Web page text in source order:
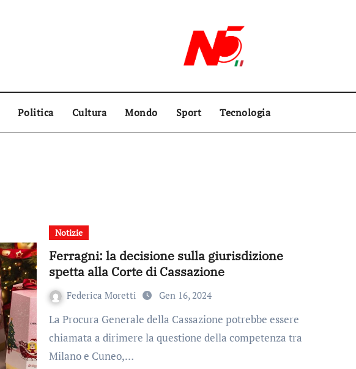
Politica Cultura Mondo Sport Tecnologia
Notizie
Ferragni: la decisione sulla giurisdizione
spetta alla Corte di Cassazione
Federica Moretti Gen 16, 2024
La Procura Generale della Cassazione potrebbe essere
chiamata a dirimere la questione della competenza tra
Milano e Cuneo,…